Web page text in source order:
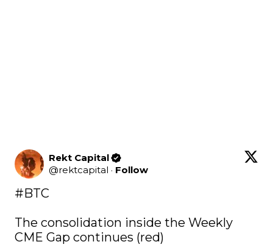
Rekt Capital
@rektcapital · Follow
#BTC
The consolidation inside the Weekly
CME Gap continues (red)